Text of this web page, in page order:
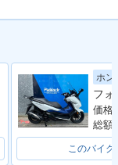
2009年 SKYWAVE
250 Type S
ホン
価格:
総額:
このバイク